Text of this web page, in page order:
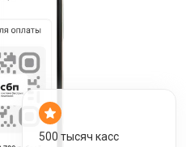
500 тысяч касс